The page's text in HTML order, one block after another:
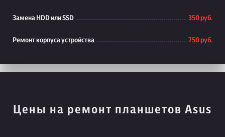
Замена HDD или SSD 350 руб.
Ремонт корпуса устройства 750 руб.
Цены на ремонт планшетов Asus